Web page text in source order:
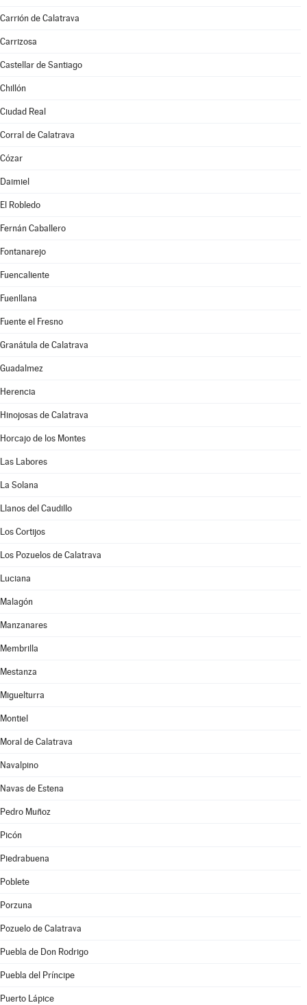
Carrión de Calatrava
Carrizosa
Castellar de Santiago
Chillón
Ciudad Real
Corral de Calatrava
Cózar
Daimiel
El Robledo
Fernán Caballero
Fontanarejo
Fuencaliente
Fuenllana
Fuente el Fresno
Granátula de Calatrava
Guadalmez
Herencia
Hinojosas de Calatrava
Horcajo de los Montes
Las Labores
La Solana
Llanos del Caudillo
Los Cortijos
Los Pozuelos de Calatrava
Luciana
Malagón
Manzanares
Membrilla
Mestanza
Miguelturra
Montiel
Moral de Calatrava
Navalpino
Navas de Estena
Pedro Muñoz
Picón
Piedrabuena
Poblete
Porzuna
Pozuelo de Calatrava
Puebla de Don Rodrigo
Puebla del Príncipe
Puerto Lápice